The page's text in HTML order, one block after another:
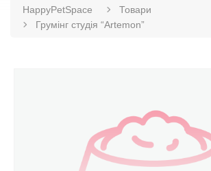
HappyPetSpace
Товари
Грумінг студія “Artemon”